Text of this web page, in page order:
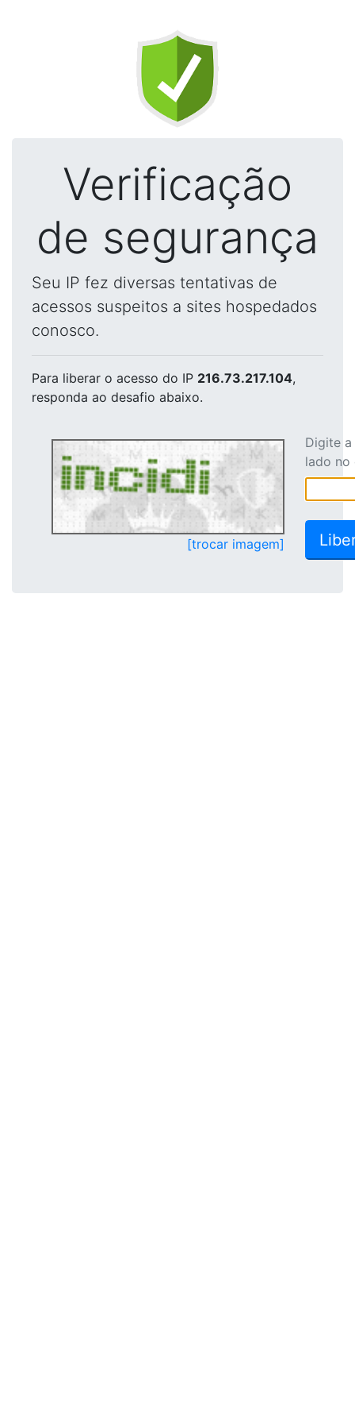
Verificação
de segurança
Seu IP fez diversas tentativas de
acessos suspeitos a sites hospedados
conosco.
Para liberar o acesso do IP 216.73.217.104,
responda ao desafio abaixo.
[trocar imagem]
Digite
lado no